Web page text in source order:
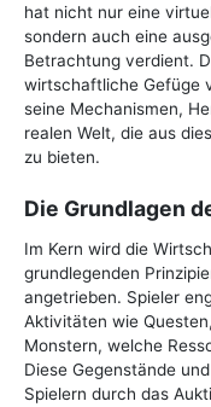
hat nicht nur eine
sondern auch eine
Betrachtung verdient.
wirtschaftliche Gefüge
seine Mechanismen,
realen Welt, die aus
zu bieten.
Die Grundlagen
Im Kern wird die
grundlegenden
angetrieben. Spieler
Aktivitäten wie
Monstern, welche
Diese Gegenstände
Spielern durch das